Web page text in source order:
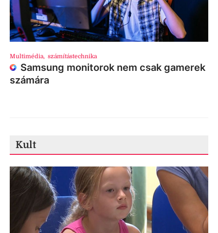
Multimédia, számítástechnika
Samsung monitorok nem csak gamerek
számára
Kult